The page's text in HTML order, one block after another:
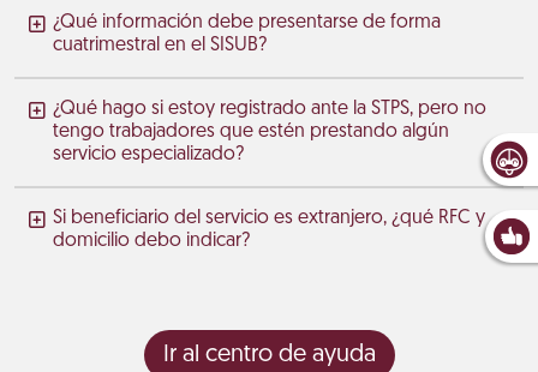
¿Qué información debe presentarse de forma
cuatrimestral en el SISUB?
¿Qué hago si estoy registrado ante la STPS, pero no
tengo trabajadores que estén prestando algún
servicio especializado?
Si beneficiario del servicio es extranjero, ¿qué RFC y
domicilio debo indicar?
Ir al centro de ayuda